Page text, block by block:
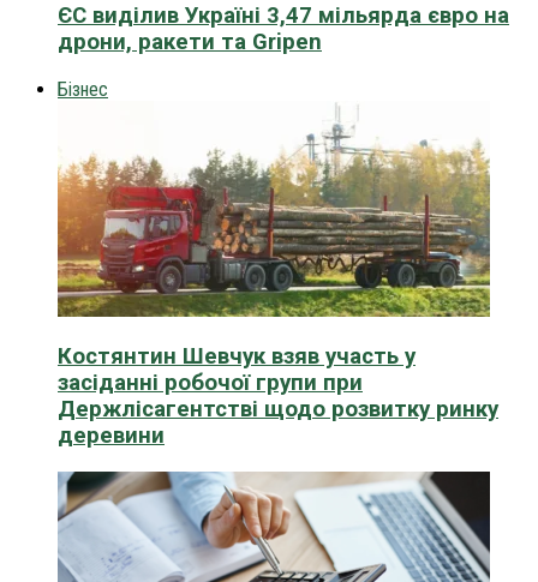
ЄС виділив Україні 3,47 мільярда євро на
дрони, ракети та Gripen
Бізнес
Костянтин Шевчук взяв участь у
засіданні робочої групи при
Держлісагентстві щодо розвитку ринку
деревини